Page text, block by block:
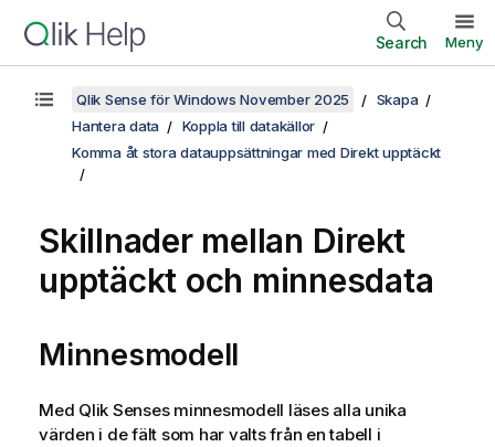
Search Meny
Qlik Sense för Windows November 2025
Skapa
Hantera data
Koppla till datakällor
Komma åt stora datauppsättningar med Direkt upptäckt
Skillnader mellan Direkt
upptäckt och minnesdata
Minnesmodell
Med Qlik Senses minnesmodell läses alla unika
värden i de fält som har valts från en tabell i